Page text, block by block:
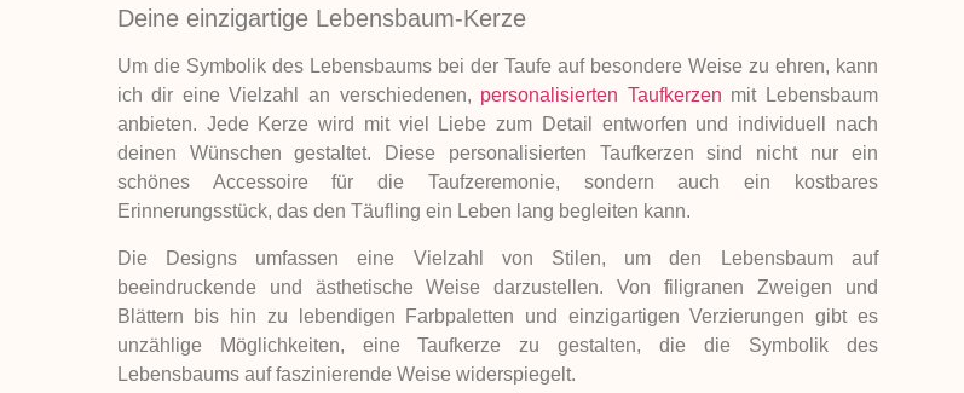
Deine einzigartige Lebensbaum-Kerze
Um die Symbolik des Lebensbaums bei der Taufe auf besondere Weise zu ehren, kann
ich dir eine Vielzahl an verschiedenen, personalisierten Taufkerzen mit Lebensbaum
anbieten. Jede Kerze wird mit viel Liebe zum Detail entworfen und individuell nach
deinen Wünschen gestaltet. Diese personalisierten Taufkerzen sind nicht nur ein
schönes Accessoire für die Taufzeremonie, sondern auch ein kostbares
Erinnerungsstück, das den Täufling ein Leben lang begleiten kann.
Die Designs umfassen eine Vielzahl von Stilen, um den Lebensbaum auf
beeindruckende und ästhetische Weise darzustellen. Von filigranen Zweigen und
Blättern bis hin zu lebendigen Farbpaletten und einzigartigen Verzierungen gibt es
unzählige Möglichkeiten, eine Taufkerze zu gestalten, die die Symbolik des
Lebensbaums auf faszinierende Weise widerspiegelt.